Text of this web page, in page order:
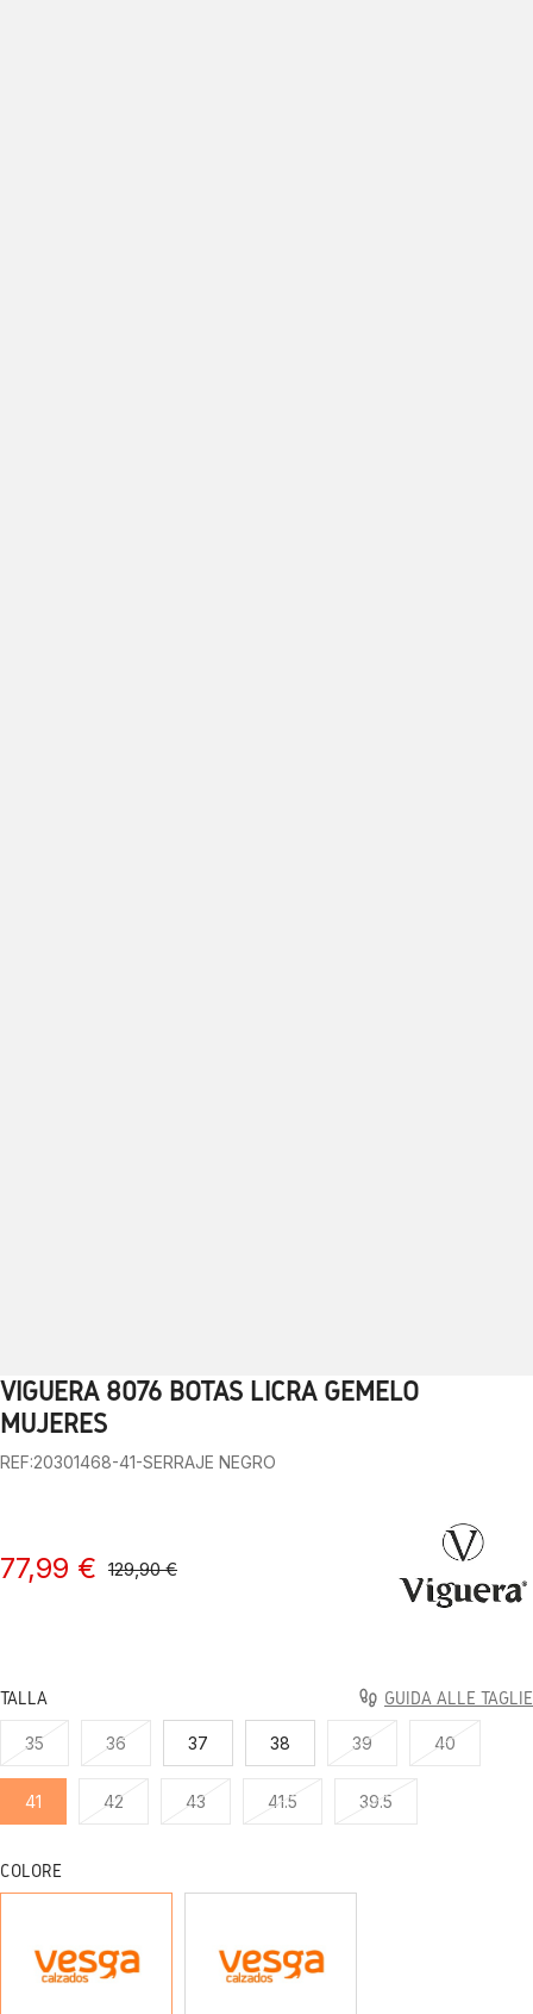
1 2 3
VIGUERA 8076 BOTAS LICRA GEMELO
MUJERES
REF:20301468-41-SERRAJE NEGRO
77,99 € 129,90 €
TALLA GUIDA ALLE TAGLIE
35 36 37 38 39 40
41 42 43 41.5 39.5
COLORE